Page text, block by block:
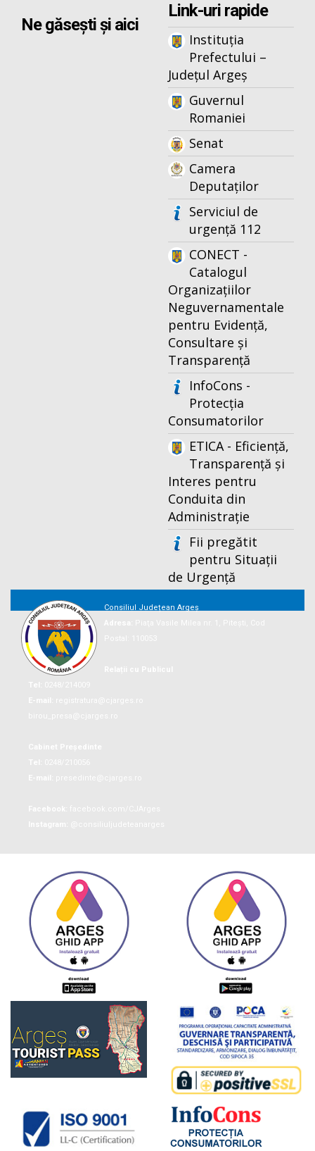
Ne găsești și aici
Link-uri rapide
Instituția
Prefectului –
Județul Argeș
Guvernul
Romaniei
Senat
Camera
Deputaților
Serviciul de
urgență 112
CONECT -
Catalogul
Organizațiilor
Neguvernamentale
pentru Evidență,
Consultare și
Transparență
InfoCons -
Protecția
Consumatorilor
ETICA - Eficiență,
Transparență și
Interes pentru
Conduita din
Administrație
Fii pregătit
pentru Situații
de Urgență
Consiliul Județean Argeș